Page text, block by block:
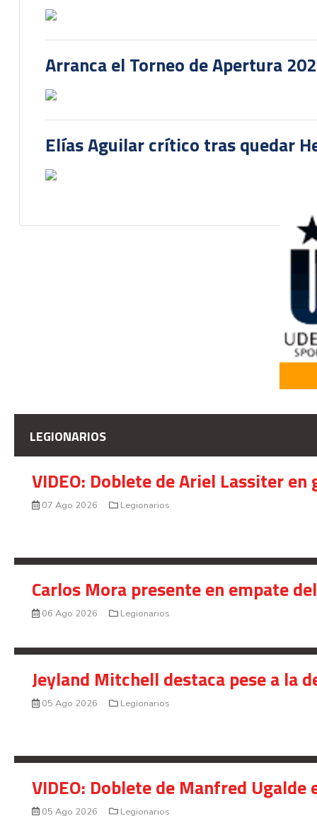
Arranca el Torneo de Apertura
Elías Aguilar crítico tras quedar
LEGIONARIOS
VIDEO: Doblete de Ariel Lassiter
07 Ago 2026 Legionarios
Carlos Mora presente en empate
06 Ago 2026 Legionarios
Jeyland Mitchell destaca pese a la
05 Ago 2026 Legionarios
VIDEO: Doblete de Manfred
05 Ago 2026 Legionarios